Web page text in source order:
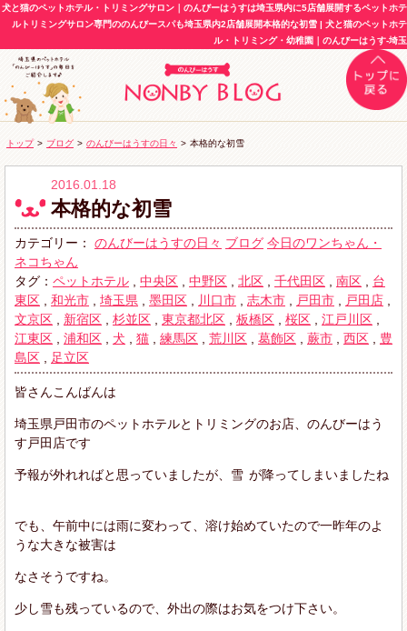
犬と猫のペットホテル・トリミングサロン｜のんびーはうすは埼玉県内に5店舗展開するペットホテ
ルトリミングサロン専門ののんびースパも埼玉県内2店舗展開本格的な初雪 | 犬と猫のペットホテ
ル・トリミング・幼稚園｜のんびーはうす-埼玉
トップ > ブログ > のんびーはうすの日々 > 本格的な初雪
2016.01.18
本格的な初雪
カテゴリー： のんびーはうすの日々 ブログ 今日のワンちゃん・
ネコちゃん
タグ： ペットホテル 中央区 中野区 北区 千代田区 南区
台
東区
和光市 埼玉県 墨田区 川口市 志木市 戸田市 戸田店
文京区
新宿区 杉並区 東京都北区 板橋区 桜区 江戸川区
江東区
浦和区 犬 猫 練馬区 荒川区 葛飾区 蕨市 西区
豊
島区
足立区
皆さんこんばんは
埼玉県戸田市のペットホテルとトリミングのお店、のんびーはう
す戸田店です
予報が外れればと思っていましたが、雪 が降ってしまいましたね
でも、午前中には雨に変わって、溶け始めていたので一昨年のよ
うな大きな被害は
なさそうですね。
少し雪も残っているので、外出の際はお気をつけ下さい。